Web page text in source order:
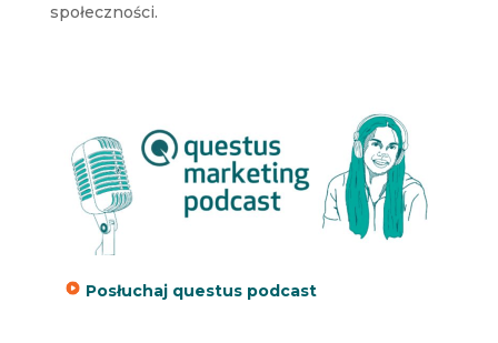
społeczności.
Posłuchaj questus podcast